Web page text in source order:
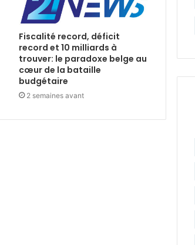
Fiscalité record, déficit
record et 10 milliards à
trouver: le paradoxe belge au
cœur de la bataille
budgétaire
2 semaines avant